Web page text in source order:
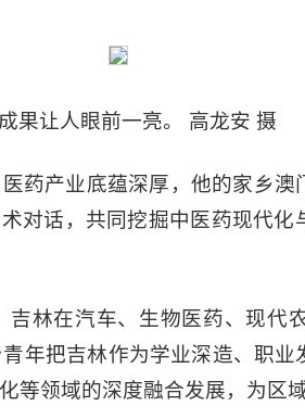
果让人眼前一亮。 高龙安 摄
药产业底蕴深厚，他的家乡
对话，共同挖掘中医药现代
林在汽车、生物医药、现代
年把吉林作为学业深造、职
等领域的深度融合发展，为区